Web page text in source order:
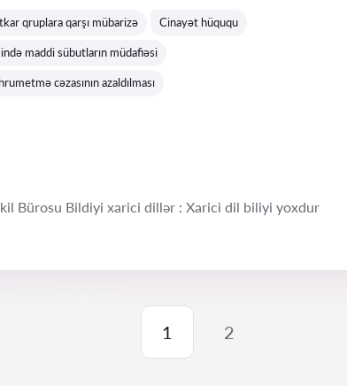
qruplara qarşı mübarizə Cinayət hüququ
maddi sübutların müdafiəsi
cəzasının azaldılması
Bürosu Bildiyi xarici dillər : Xarici dil biliyi yoxdur
1 2